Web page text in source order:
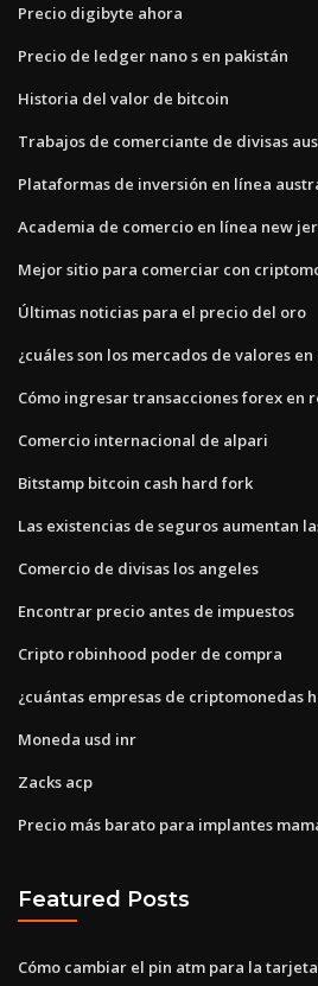
Precio digibyte ahora
Precio de ledger nano s en pakistán
Historia del valor de bitcoin
Trabajos de comerciante de divisas
Plataformas de inversión en línea
Academia de comercio en línea new
Mejor sitio para comerciar con
Últimas noticias para el precio del oro
¿cuáles son los mercados de valores en
Cómo ingresar transacciones forex en
Comercio internacional de alpari
Bitstamp bitcoin cash hard fork
Las existencias de seguros aumentan
Comercio de divisas los angeles
Encontrar precio antes de impuestos
Cripto robinhood poder de compra
¿cuántas empresas de criptomonedas
Moneda usd inr
Zacks acp
Precio más barato para implantes
Featured Posts
Cómo cambiar el pin atm para la